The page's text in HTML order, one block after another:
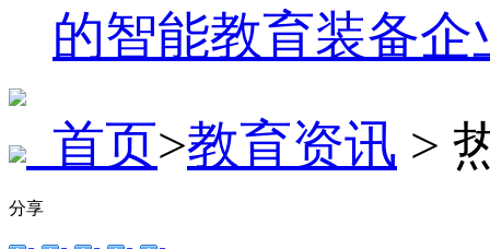
的智能教育装备企
首页>教育资讯 >
分享